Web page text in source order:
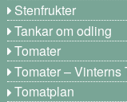
Stenfrukter
Tankar om odling
Tomater
Tomater – Vinterns
Tomatplan